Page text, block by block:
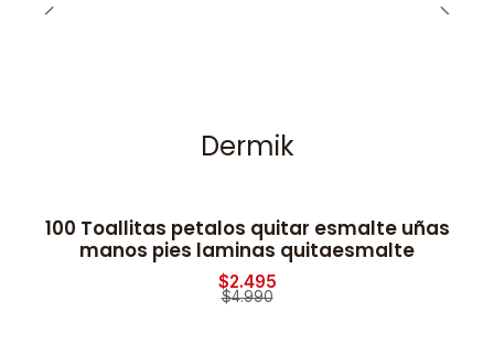
Dermik
-50% OFF
100 Toallitas petalos quitar esmalte uñas
manos pies laminas quitaesmalte
$2.495
$4.990